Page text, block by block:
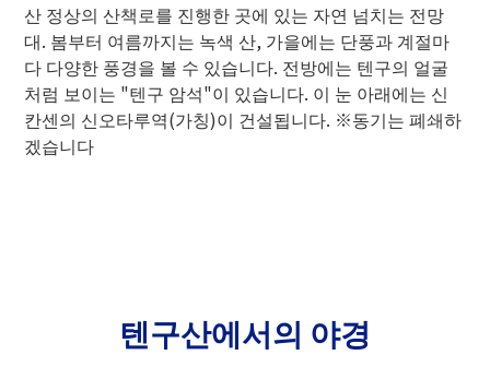
산 정상의 산책로를 진행한 곳에 있는 자연 넘치는 전망
대. 봄부터 여름까지는 녹색 산, 가을에는 단풍과 계절마
다 다양한 풍경을 볼 수 있습니다. 전방에는 텐구의 얼굴
처럼 보이는 "텐구 암석"이 있습니다. 이 눈 아래에는 신
칸센의 신오타루역(가칭)이 건설됩니다. ※동기는 폐쇄하
겠습니다
텐구산에서의 야경
지불 영수증, 다른 시설 이용 티켓 등)
성인
오센트 호텔 오타루그랜벨 호텔 오타루
Otaru YaDoYu Kiroro오타루 바인